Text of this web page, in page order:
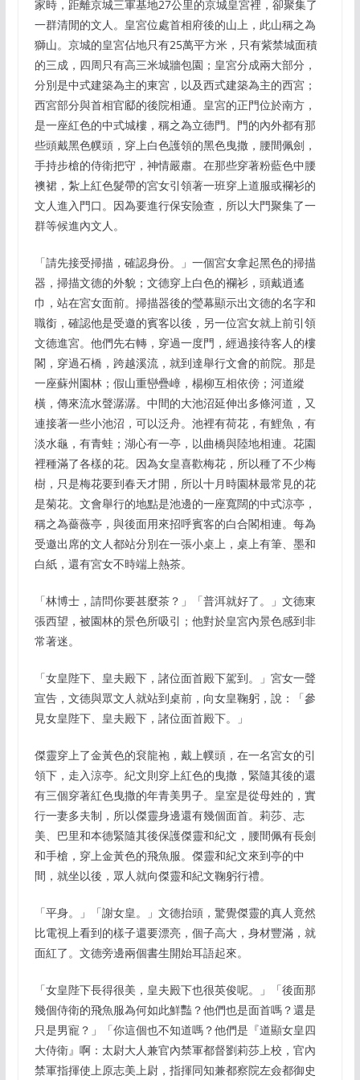
家時，距離京城三軍基地27公里的京城皇宮裡，卻聚集了
一群清閒的文人。皇宮位處首相府後的山上，此山稱之為
獅山。京城的皇宮佔地只有25萬平方米，只有紫禁城面積
的三成，四周只有高三米城牆包園；皇宮分成兩大部分，
分別是中式建築為主的東宮，以及西式建築為主的西宮；
西宮部分與首相官䣌的後院相通。皇宮的正門位於南方，
是一座紅色的中式城樓，稱之為立德門。門的內外都有那
些頭戴黑色幞頭，穿上白色護領的黑色曳撒，腰間佩劍，
手持步槍的侍衛把守，神情嚴肅。在那些穿著粉藍色中腰
襖裙，紮上紅色髮帶的宮女引領著一班穿上道服或襴衫的
文人進入門口。因為要進行保安險查，所以大門聚集了一
群等候進內文人。
「請先接受掃描，確認身份。」一個宮女拿起黑色的掃描
器，掃描文德的外貌；文德穿上白色的襴衫，頭戴逍遙
巾，站在宮女面前。掃描器後的瑩幕顯示出文德的名字和
職銜，確認他是受邀的賓客以後，另一位宮女就上前引領
文德進宮。他們先右轉，穿過一度門，經過接待客人的樓
閣，穿過石橋，跨越溪流，就到達舉行文會的前院。那是
一座蘇州園林；假山重巒疊嶂，楊柳互相依傍；河道縱
橫，傳來流水聲潺潺。中間的大池沼延伸出多條河道，又
連接著一些小池沼，可以泛舟。池裡有荷花，有鯉魚，有
淡水龜，有青蛙；湖心有一亭，以曲橋與陸地相連。花園
裡種滿了各樣的花。因為女皇喜歡梅花，所以種了不少梅
樹，只是梅花要到春天才開，所以十月時園林最常見的花
是菊花。文會舉行的地點是池邊的一座寬闊的中式涼亭，
稱之為薔薇亭，與後面用來招呼賓客的白合閣相連。每為
受邀出席的文人都站分別在一張小桌上，桌上有筆、墨和
白紙，還有宮女不時端上熱茶。
「林博士，請問你要甚麼茶？」「普洱就好了。」文德東
張西望，被園林的景色所吸引；他對於皇宮內景色感到非
常著迷。
「女皇陛下、皇夫殿下，諸位面首殿下駕到。」宮女一聲
宣告，文德與眾文人就站到桌前，向女皇鞠躬，說：「參
見女皇陛下、皇夫殿下，諸位面首殿下。」
傑靈穿上了金黃色的袞龍袍，戴上幞頭，在一名宮女的引
領下，走入涼亭。紀文則穿上紅色的曳撒，緊隨其後的還
有三個穿著紅色曳撒的年青美男子。皇室是從母姓的，實
行一妻多夫制，所以傑靈身邊還有幾個面首。莉莎、志
美、巴里和本德緊隨其後保護傑靈和紀文，腰間佩有長劍
和手槍，穿上金黃色的飛魚服。傑靈和紀文來到亭的中
間，就坐以後，眾人就向傑靈和紀文鞠躬行禮。
「平身。」「謝女皇。」文德抬頭，驚覺傑靈的真人竟然
比電視上看到的樣子還要漂亮，個子高大，身材豐滿，就
面紅了。文德旁邊兩個書生開始耳語起來。
「女皇陛下長得很美，皇夫殿下也很英俊呢。」「後面那
幾個侍衛的飛魚服為何如此鮮豔？他們也是面首嗎？還是
只是男寵？」「你這個也不知道嗎？他們是『道顯女皇四
大侍衛』啊：太尉大人兼官內禁軍都督劉莉莎上校，官內
禁軍指揮使上原志美上尉，指揮同知兼都察院左僉都御史